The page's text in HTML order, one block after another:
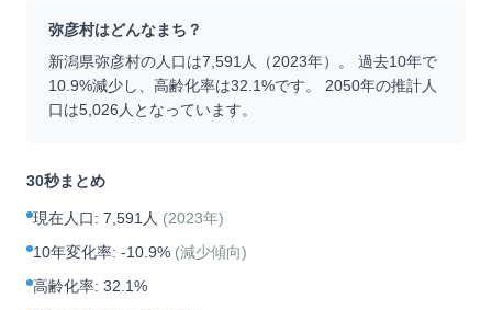
弥彦村はどんなまち？
新潟県弥彦村の人口は7,591 人（2023年）。 過去10年で
10.9%減少し、高齢化率は32.1%です。 2050年の推計人
口は5,026 人となっています。
30秒まとめ
現在人口: 7,591人 (2023年)
10年変化率: -10.9% (減少傾向)
高齢化率: 32.1%